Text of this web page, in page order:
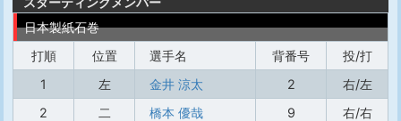
日本製紙石巻
打順
位置 選手名 背番号
投/打
1
左 金井 涼太 2
右/左
2
二 橋本 優哉 9
右/右